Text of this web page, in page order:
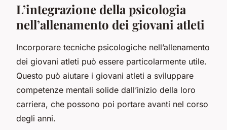
L’integrazione della psicologia
nell’allenamento dei giovani atleti
Incorporare tecniche psicologiche nell’allenamento
dei giovani atleti può essere particolarmente utile.
Questo può aiutare i giovani atleti a sviluppare
competenze mentali solide dall’inizio della loro
carriera, che possono poi portare avanti nel corso
degli anni.